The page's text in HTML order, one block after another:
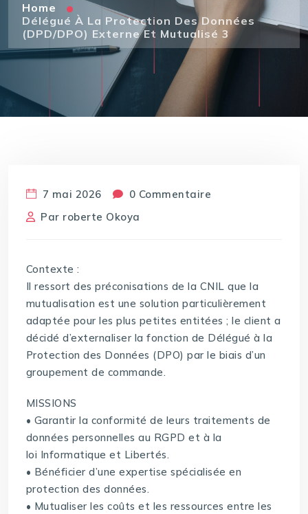
Home
Délégué À La Protection Des Données
(DPD/DPO) Externe Et Mutualisé 3
7 mai 2026
0 Commentaire
Par roberte Okoya
Contexte :
Il ressort des préconisations de la CNIL que la
mutualisation est une solution particulièrement
adaptée pour les plus petites entitées ; le client a
décidé d’externaliser la fonction de Délégué à la
Protection des Données (DPO) par le biais d’un
groupement de commande.
MISSIONS
• Garantir la conformité de leurs traitements de
données personnelles au RGPD et à la
loi Informatique et Libertés.
• Bénéficier d’une expertise spécialisée en
protection des données.
• Mutualiser les coûts et les ressources entre les